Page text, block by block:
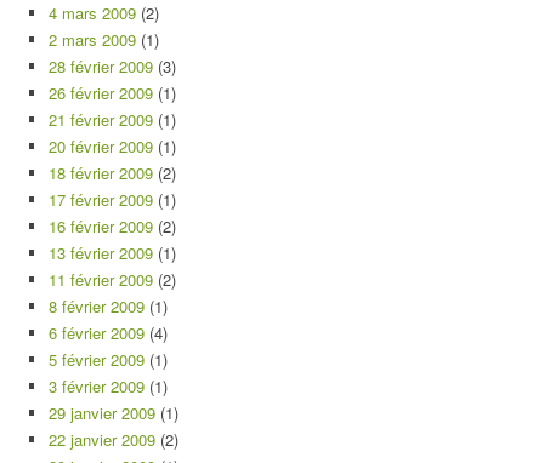
4 mars 2009 (2)
2 mars 2009 (1)
28 février 2009 (3)
26 février 2009 (1)
21 février 2009 (1)
20 février 2009 (1)
18 février 2009 (2)
17 février 2009 (1)
16 février 2009 (2)
13 février 2009 (1)
11 février 2009 (2)
8 février 2009 (1)
6 février 2009 (4)
5 février 2009 (1)
3 février 2009 (1)
29 janvier 2009 (1)
22 janvier 2009 (2)